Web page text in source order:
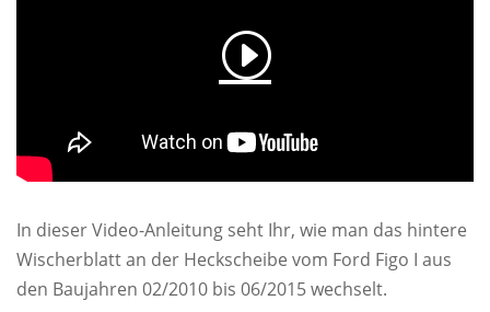
In dieser Video-Anleitung seht Ihr, wie man das hintere
Wischerblatt an der Heckscheibe vom Ford Figo I aus
den Baujahren 02/2010 bis 06/2015 wechselt.